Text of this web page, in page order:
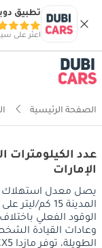
تطبيق
اعثر على
الصفحة الرئيسية
الإمارات
المدينة 15
الوقود الفعلي
وعادات القيادة